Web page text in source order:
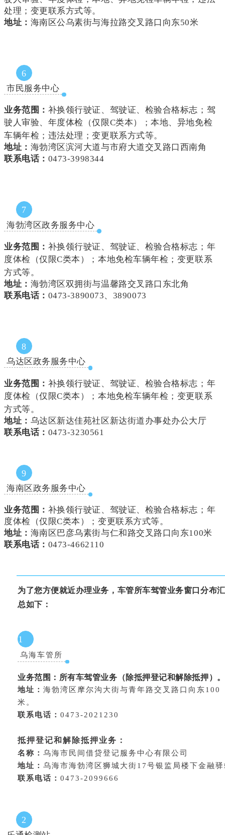
处理；变更联系方式等。
地址： 海南区公乌素街与海拉路交叉路口向东50米
6
市民服务中心
业务范围： 补换领行驶证、驾驶证、检验合格标志；驾
驶人审验、年度体检（仅限C类本）；本地、异地免检
车辆年检；违法处理；变更联系方式等。
地址： 海勃湾区滨河大道与市府大道交叉路口西南角
联系电话： 0473-3998344
7
海勃湾区政务服务中心
业务范围： 补换领行驶证、驾驶证、检验合格标志；年
度体检 （仅限C类本）
；本地免检车辆年检；变更联系
方式等。
地址： 海勃湾区双拥街与温馨路交叉路口东北角
联系电话： 0473-3890073、3890073
8
乌达区政务服务中心
业务范围： 补换领行驶证、驾驶证、检验合格标志；年
度体检 （仅限C类本） ； 本地免检车辆年检 ；变更联系
方式等。
地址： 乌达区新达佳苑社区新达街道办事处办公大厅
联系电话： 0473-3230561
9
海南区政务服务中心
业务范围： 补换领行驶证、驾驶证、检验合格标志；年
度体检（仅限C类本）；变更联系方式等。
地址： 海南区巴彦乌素街与仁和路交叉路口向东100米
联系电话： 0473-4662110
为了您方便就近办理业务，车管所车驾管业务窗口分布汇
总如下：
1
乌海车管所
业务范围： 所有车驾管业务（除抵押登记和解除抵押）。
地址： 海勃湾区摩尔沟大街与青年路交叉路口向东100
米。
联系电话： 0473-2021230
抵押登记和解除抵押业务：
名称： 乌海市民间借贷登记服务中心有限公司
地址： 乌海市海勃湾区狮城大街17号银监局楼下金融
联系电话： 0473-2099666
2